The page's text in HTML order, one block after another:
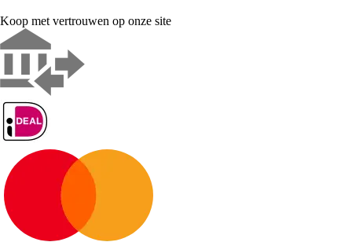
Koop met vertrouwen op onze site